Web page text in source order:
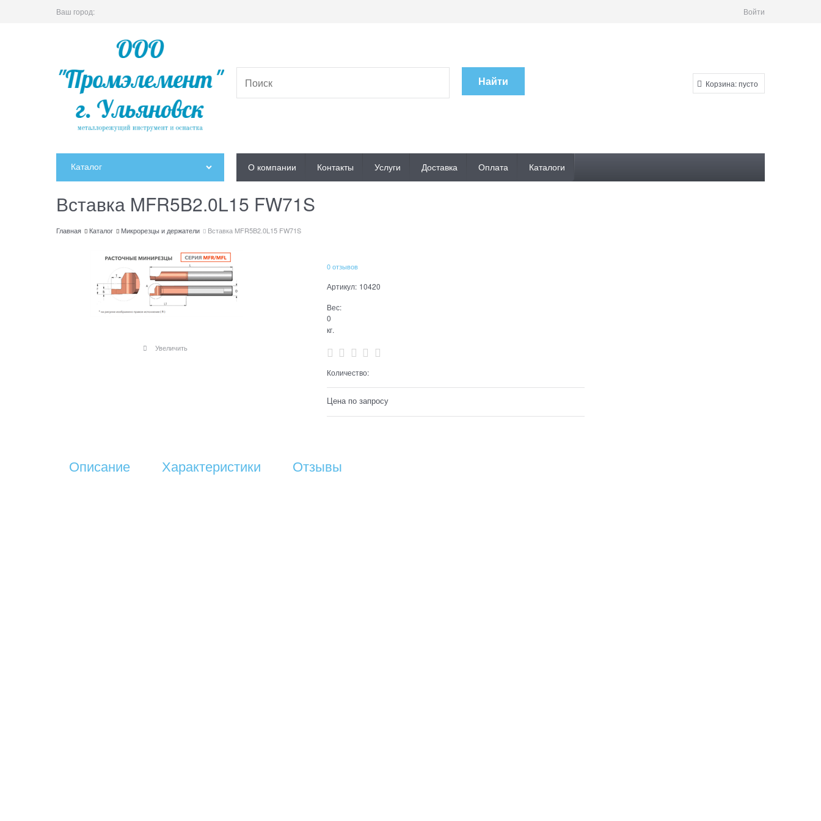
Ваш город: Войти
Найти Корзина:пусто
Каталог О компании Контакты Услуги Доставка Оплата Каталоги
Вставка MFR5B2.0L15 FW71S
Главная Каталог Микрорезцы и держатели Вставка MFR5B2.0L15 FW71S
Увеличить
0 отзывов
Артикул: 10420
Вес:
0
кг.
Количество:
Цена по запросу
Описание Характеристики Отзывы